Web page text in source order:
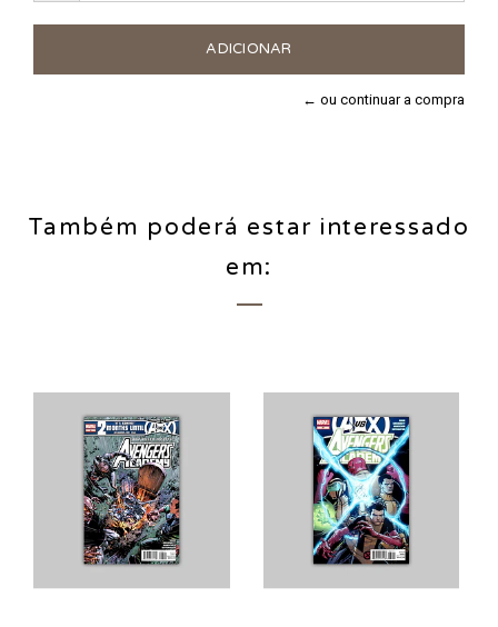
← ou continuar a compra
Também poderá estar interessado
em: